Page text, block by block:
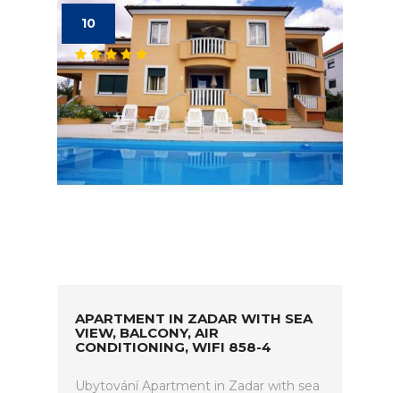
10
APARTMENT IN ZADAR WITH SEA
VIEW, BALCONY, AIR
CONDITIONING, WIFI 858-4
Ubytování Apartment in Zadar with sea